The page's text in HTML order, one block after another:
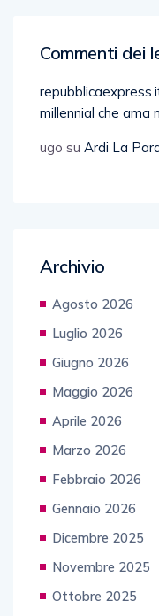
Commenti dei
millennial che ama
ugo su Ardi La
Archivio
Agosto 2026
Luglio 2026
Giugno 2026
Maggio 2026
Aprile 2026
Marzo 2026
Febbraio 2026
Gennaio 2026
Dicembre 2025
Novembre 2025
Ottobre 2025